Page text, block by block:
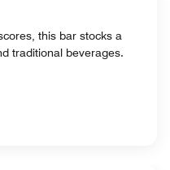
this bar stocks a
traditional beverages.